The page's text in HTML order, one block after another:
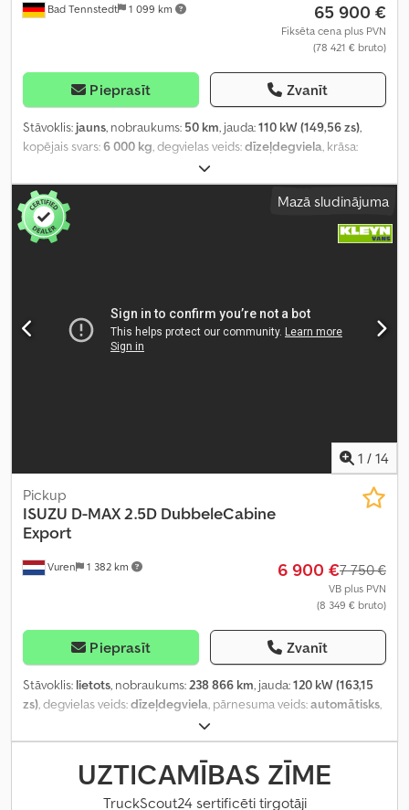
Bad Tennstedt 1 099 km 65 900 €
Fiksēta cena plus PVN
(78 421 € bruto)
Pieprasīt Zvanīt
Stāvoklis: jauns, nobraukums: 50 km, jauda:110 kW (149,56 zs),
kopējais svars:6 000 kg , degvielas veids:dīzeļdegviela , krāsa:
, iekraušanas vietas platums:1 900 mm
3 200 mm, iekraušanas telpas augstums:2 180 mm, kopējais
platums:
, Aprīkojums:ABS, centrālā
atslēga, elektroniskā stabilitātes programma (ESP), gaisa
kondicionēšana, kvēpu filtrs
Mazā sludinājuma
1 / 14
Vuren 1 382 km
Pickup
ISUZU D-MAX 2.5D DubbeleCabine
Export
6 900 €7 750 €
VB plus PVN
(8 349 € bruto)
Pieprasīt Zvanīt
Stāvoklis: lietots, nobraukums:238 866 km, jauda:120 kW (163,15
zs), degvielas veids:dīzeļdegviela, pārnesuma veids:automātisks,
, riteņu bāze:
05/2007, krautuves garums:1 340 mm, iekraušanas vietas platums:
, iekraušanas telpas augstums: 480 mm, krāsa:
vadītāja kabīne:dienas kabīne, piekares sistēma: cits, riepas
245/70R16, sēdvietu skaits:5, Ražošanas gads:
UZTICAMĪBAS ZĪME
TruckScout24 sertificēti tirgotāji